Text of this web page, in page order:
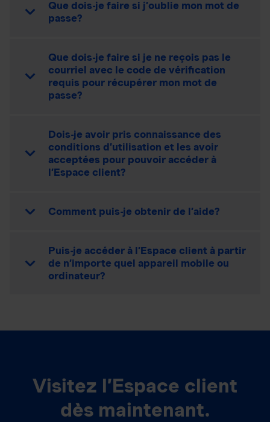
Que dois-je faire si j’oublie mon mot de
passe?
Que dois-je faire si je ne reçois pas le
courriel avec le code de vérification
requis pour récupérer mon mot de
passe?
Dois-je avoir pris connaissance des
conditions d’utilisation et les avoir
acceptées pour pouvoir accéder à
l’Espace client?
Comment puis-je obtenir de l’aide?
Puis-je accéder à l’Espace client à partir
de n’importe quel appareil mobile ou
ordinateur?
Visitez l’Espace client
dès maintenant.